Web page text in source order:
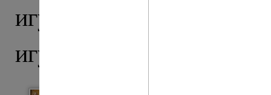
игумена
игуменский посох.